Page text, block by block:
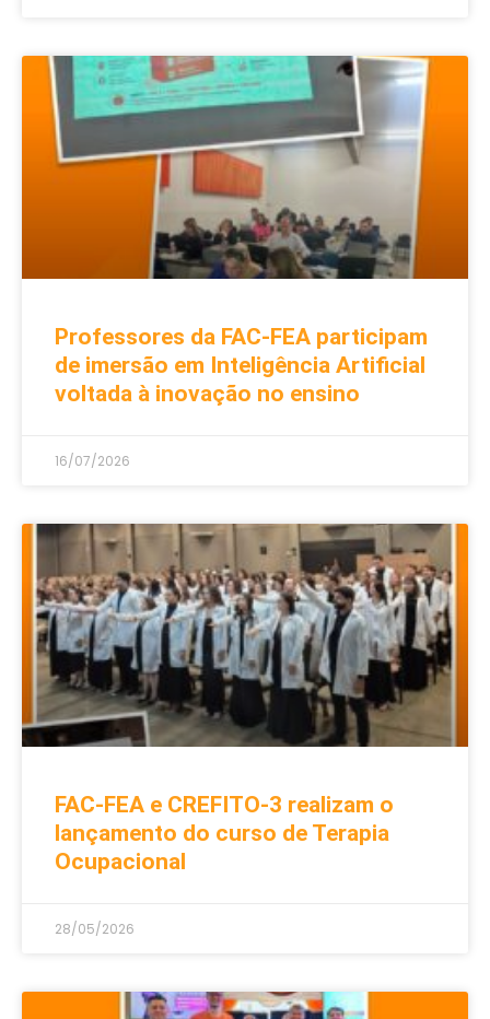
Professores da FAC-FEA participam
de imersão em Inteligência Artificial
voltada à inovação no ensino
16/07/2026
FAC-FEA e CREFITO-3 realizam o
lançamento do curso de Terapia
Ocupacional
28/05/2026